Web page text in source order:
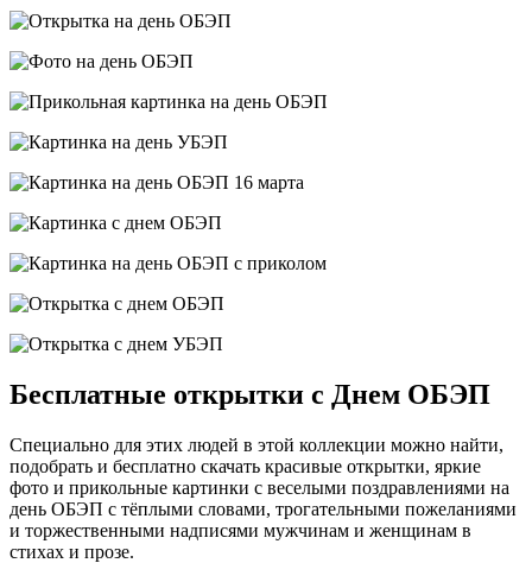
Бесплатные открытки с Днем ОБЭП
Специально для этих людей в этой коллекции можно найти,
подобрать и бесплатно скачать красивые открытки, яркие
фото и прикольные картинки с веселыми поздравлениями на
день ОБЭП с тёплыми словами, трогательными пожеланиями
и торжественными надписями мужчинам и женщинам в
стихах и прозе.